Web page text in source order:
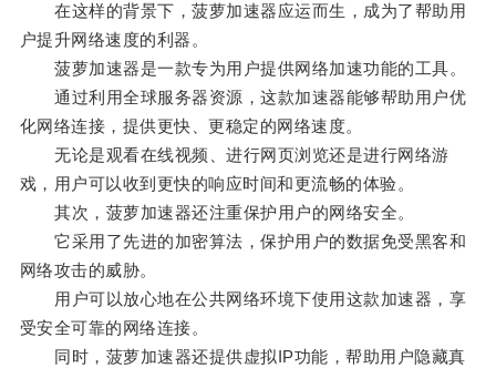
在这样的背景下，菠萝加速器应运而生，成为了帮助用
户提升网络速度的利器。
菠萝加速器是一款专为用户提供网络加速功能的工具。
通过利用全球服务器资源，这款加速器能够帮助用户优
化网络连接，提供更快、更稳定的网络速度。
无论是观看在线视频、进行网页浏览还是进行网络游
戏，用户可以收到更快的响应时间和更流畅的体验。
其次，菠萝加速器还注重保护用户的网络安全。
它采用了先进的加密算法，保护用户的数据免受黑客和
网络攻击的威胁。
用户可以放心地在公共网络环境下使用这款加速器，享
受安全可靠的网络连接。
同时，菠萝加速器还提供虚拟IP功能，帮助用户隐藏真